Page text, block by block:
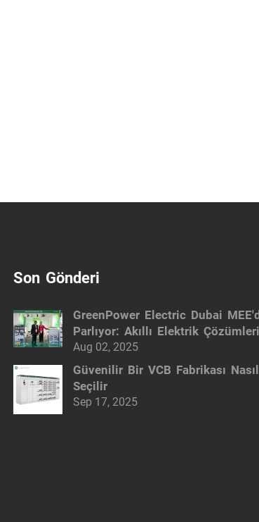
Son Gönderi
GreenPower Electric Dubai
Parlıyor: Akıllı Elektrik Çözümleri
Aug 02, 2025
Güvenilir Bir VCB Fabrikası Nasıl
Seçilir
Sep 17, 2025